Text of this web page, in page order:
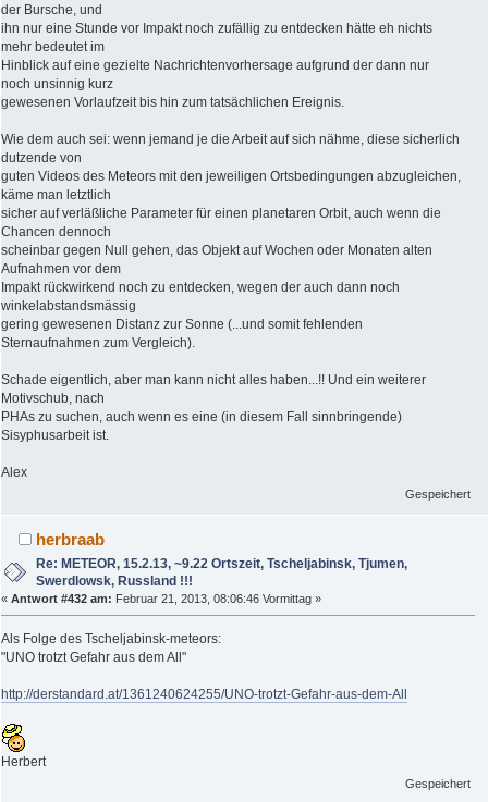
der Bursche, und
ihn nur eine Stunde vor Impakt noch zufällig zu entdecken hätte eh nichts
mehr bedeutet im
Hinblick auf eine gezielte Nachrichtenvorhersage aufgrund der dann nur
noch unsinnig kurz
gewesenen Vorlaufzeit bis hin zum tatsächlichen Ereignis.
Wie dem auch sei: wenn jemand je die Arbeit auf sich nähme, diese sicherlich
dutzende von
guten Videos des Meteors mit den jeweiligen Ortsbedingungen abzugleichen,
käme man letztlich
sicher auf verläßliche Parameter für einen planetaren Orbit, auch wenn die
Chancen dennoch
scheinbar gegen Null gehen, das Objekt auf Wochen oder Monaten alten
Aufnahmen vor dem
Impakt rückwirkend noch zu entdecken, wegen der auch dann noch
winkelabstandsmässig
gering gewesenen Distanz zur Sonne (...und somit fehlenden
Sternaufnahmen zum Vergleich).
Schade eigentlich, aber man kann nicht alles haben...!! Und ein weiterer
Motivschub, nach
PHAs zu suchen, auch wenn es eine (in diesem Fall sinnbringende)
Sisyphusarbeit ist.
Alex
Gespeichert
herbraab
Re: METEOR, 15.2.13, ~9.22 Ortszeit, Tscheljabinsk, Tjumen,
Swerdlowsk, Russland !!!
« Antwort #432 am: Februar 21, 2013, 08:06:46 Vormittag »
Als Folge des Tscheljabinsk-meteors:
"UNO trotzt Gefahr aus dem All"
http://derstandard.at/1361240624255/UNO-trotzt-Gefahr-aus-dem-All
Herbert
Gespeichert